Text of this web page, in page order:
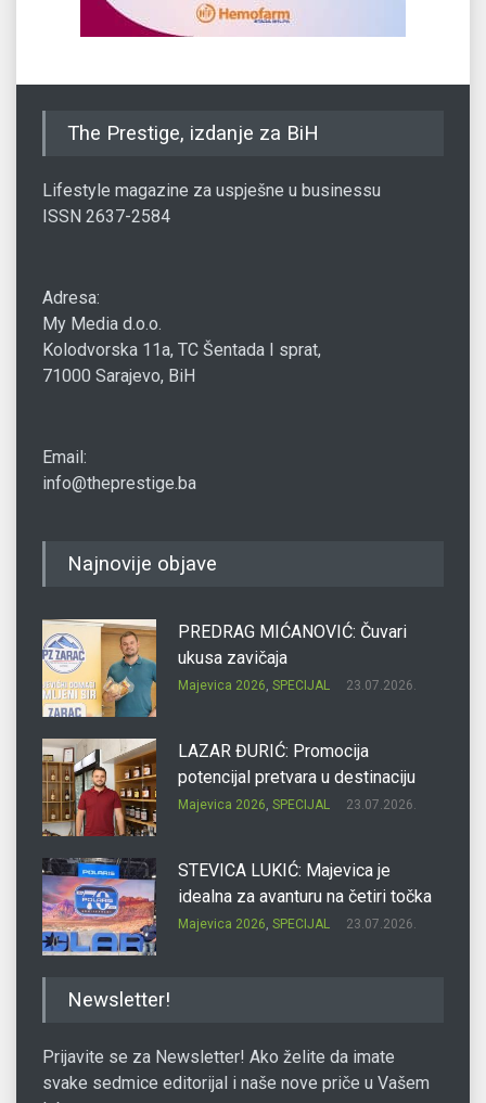
The Prestige, izdanje za BiH
Lifestyle magazine za uspješne u businessu
ISSN 2637-2584
Adresa:
My Media d.o.o.
Kolodvorska 11a, TC Šentada I sprat,
71000 Sarajevo, BiH
Email:
info@theprestige.ba
Najnovije objave
PREDRAG MIĆANOVIĆ: Čuvari
ukusa zavičaja
Majevica 2026, SPECIJAL 23.07.2026.
LAZAR ĐURIĆ: Promocija
potencijal pretvara u destinaciju
Majevica 2026, SPECIJAL 23.07.2026.
STEVICA LUKIĆ: Majevica je
idealna za avanturu na četiri točka
Majevica 2026, SPECIJAL 23.07.2026.
Newsletter!
Prijavite se za Newsletter! Ako želite da imate
svake sedmice editorijal i naše nove priče u Vašem